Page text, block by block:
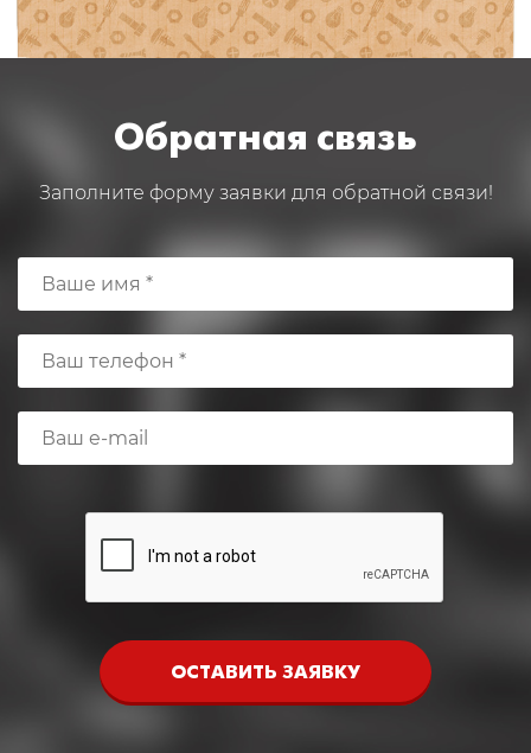
Обратная связь
Заполните форму заявки для обратной связи!
ОСТАВИТЬ ЗАЯВКУ